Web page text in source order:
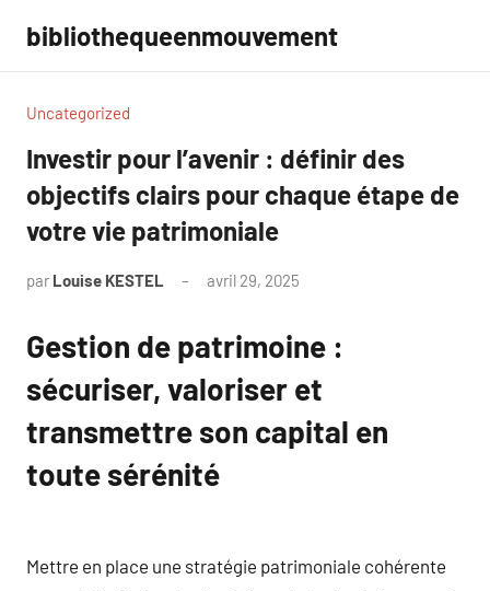
contenu
bibliothequeenmouvement
Uncategorized
Investir pour l’avenir : définir des
objectifs clairs pour chaque étape de
votre vie patrimoniale
par Louise KESTEL avril 29, 2025
Gestion de patrimoine :
sécuriser, valoriser et
transmettre son capital en
toute sérénité
Mettre en place une stratégie patrimoniale cohérente